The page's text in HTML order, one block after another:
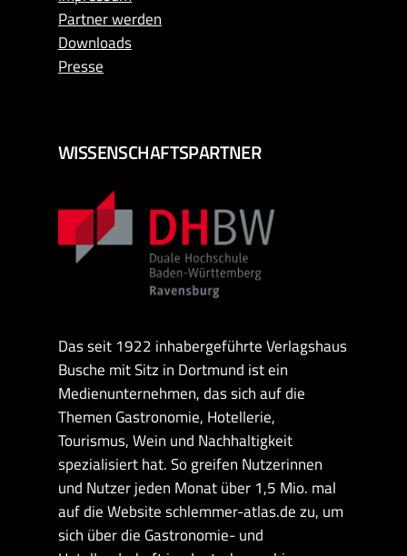
Partner werden
Downloads
Presse
WISSENSCHAFTSPARTNER
Das seit 1922 inhabergeführte Verlagshaus
Busche mit Sitz in Dortmund ist ein
Medienunternehmen, das sich auf die
Themen Gastronomie, Hotellerie,
Tourismus, Wein und Nachhaltigkeit
spezialisiert hat. So greifen Nutzerinnen
und Nutzer jeden Monat über 1,5 Mio. mal
auf die Website schlemmer-atlas.de zu, um
sich über die Gastronomie- und